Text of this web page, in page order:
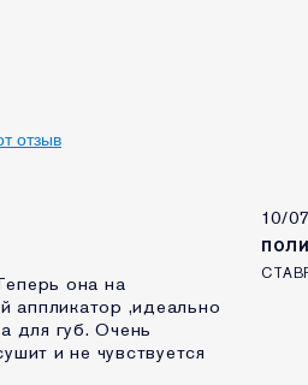
окружающей
отзыв
10/
она на
аппликатор ,идеально
для губ. Очень
и не чувствуется